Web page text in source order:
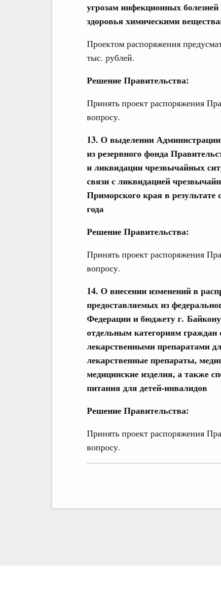
угрозам инфекционных
здоровья химическими
Проектом распоряжения
тыс. рублей.
Решение Правительства:
Принять проект распоряжения
вопросу.
13. О выделении
из резервного фонда
и ликвидации чрезвычайных
связи с ликвидацией
Приморского края в
года
Решение Правительства:
Принять проект распоряжения
вопросу.
14. О внесении изменений в
предоставляемых из
Федерации и бюджету г.
отдельным категориям граждан
лекарственными препаратами
лекарственные препараты,
медицинские изделия, а также
питания для детей-инвалидов
Решение Правительства:
Принять проект распоряжения
вопросу.